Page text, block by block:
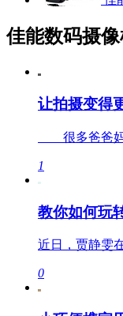
佳能数码摄
让拍摄变得
很多爸爸妈
1
教你如何玩
近日，贾静雯
0